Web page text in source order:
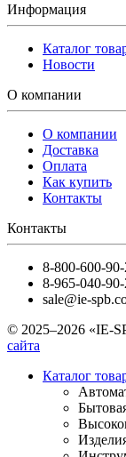
Информация
Каталог
Новости
О компании
О компании
Доставка
Оплата
Как купить
Контакты
Контакты
8-800-600-
8-965-040-
sale@ie-
© 2025–2026 «IE-
сайта
Каталог